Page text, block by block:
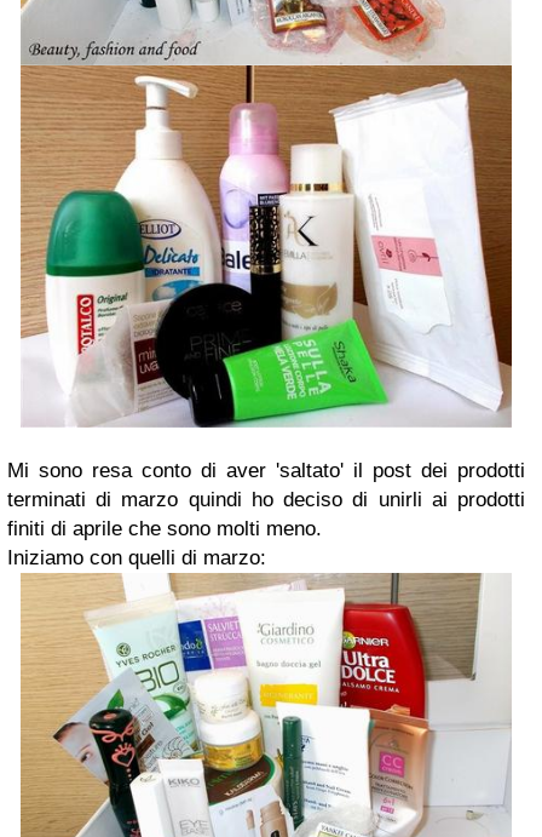
Mi sono resa conto di aver 'saltato' il post dei prodotti
terminati di marzo quindi ho deciso di unirli ai prodotti
finiti di aprile che sono molti meno.
Iniziamo con quelli di marzo: